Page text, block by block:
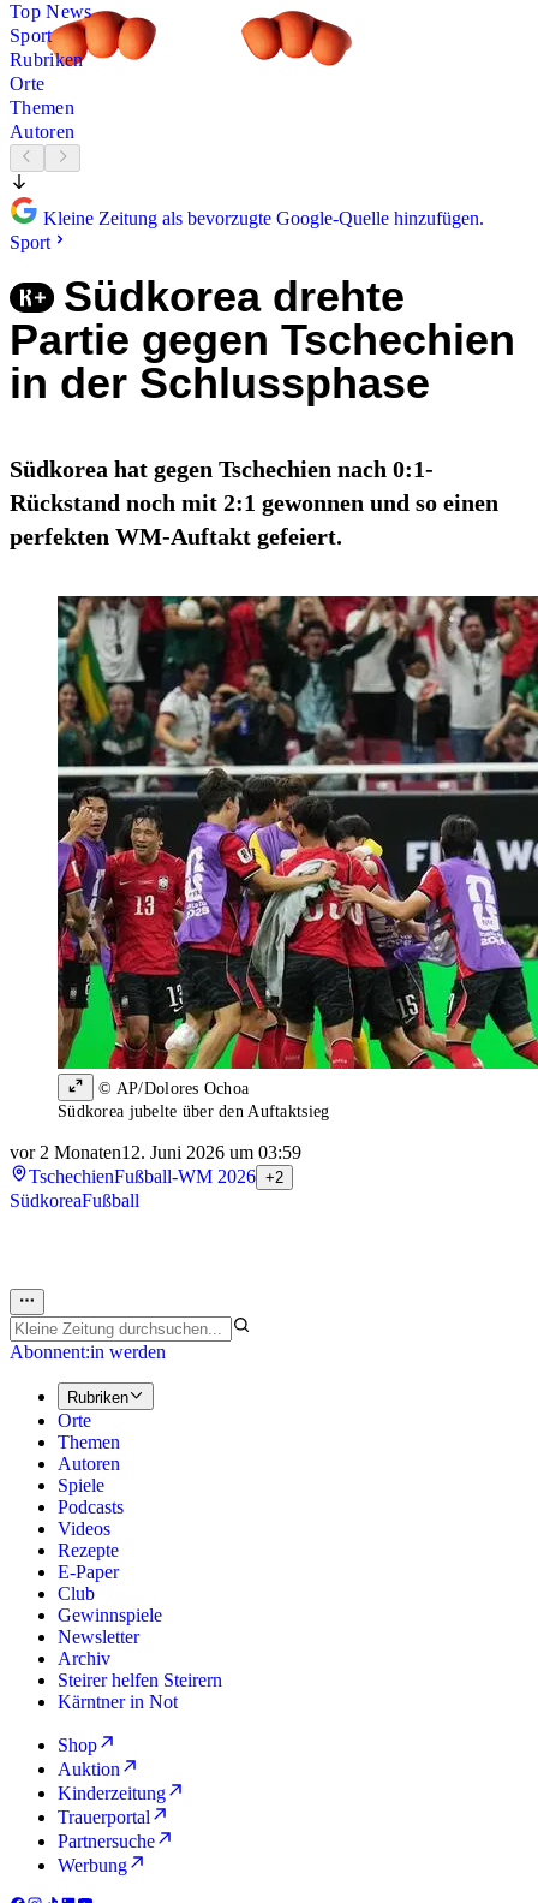
Top News
Sport
Rubriken
Orte
Themen
Autoren
Kleine Zeitung als bevorzugte Google-Quelle hinzufügen.
Sport
Südkorea drehte
Partie gegen Tschechien
in der Schlussphase
Südkorea hat gegen Tschechien nach 0:1-
Rückstand noch mit 2:1 gewonnen und so einen
perfekten WM-Auftakt gefeiert.
© AP/Dolores Ochoa
Südkorea jubelte über den Auftaktsieg
vor 2 Monaten12. Juni 2026 um 03:59
TschechienFußball-WM 2026 +2
SüdkoreaFußball
Abonnent:in werden
Rubriken
Orte
Themen
Autoren
Spiele
Podcasts
Videos
Rezepte
E-Paper
Club
Gewinnspiele
Newsletter
Archiv
Steirer helfen Steirern
Kärntner in Not
Shop
Auktion
Kinderzeitung
Trauerportal
Partnersuche
Werbung